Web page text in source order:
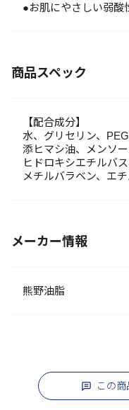
●お肌にやさしい弱酸
商品スペック
【配合成分】
水、グリセリン、
添ヒマシ油、メンソ
ヒドロキシエチルバ
メチルバラベン、エ
メーカー情報
熊野油脂
この